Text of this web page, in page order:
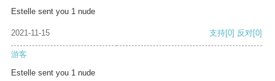
Estelle sent you 1 nude
2021-11-15 支持[0] 反对[0]
游客
Estelle sent you 1 nude